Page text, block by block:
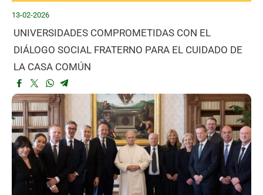
13-02-2026
UNIVERSIDADES COMPROMETIDAS CON EL
DIÁLOGO SOCIAL FRATERNO PARA EL CUIDADO DE
LA CASA COMÚN